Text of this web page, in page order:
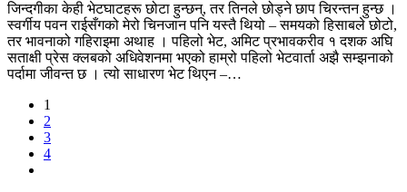
जिन्दगीका केही भेटघाटहरू छोटा हुन्छन्, तर तिनले छोड्ने छाप चिरन्तन हुन्छ ।
स्वर्गीय पवन राईसँगको मेरो चिनजान पनि यस्तै थियो – समयको हिसाबले छोटो,
तर भावनाको गहिराइमा अथाह । पहिलो भेट, अमिट प्रभावकरीव १ दशक अघि
सताक्षी प्रेस क्लबको अधिवेशनमा भएको हाम्रो पहिलो भेटवार्ता अझै सम्झनाको
पर्दामा जीवन्त छ । त्यो साधारण भेट थिएन –…
1
2
3
4